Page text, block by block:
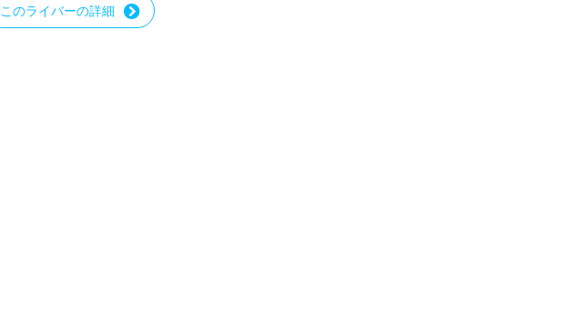
このライバーの詳細